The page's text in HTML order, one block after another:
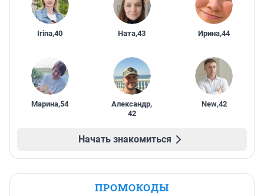
Irina,40 Ната,43 Ирина,44
Марина,54 Александр,
42
New,42
Начать знакомиться
ПРОМОКОДЫ